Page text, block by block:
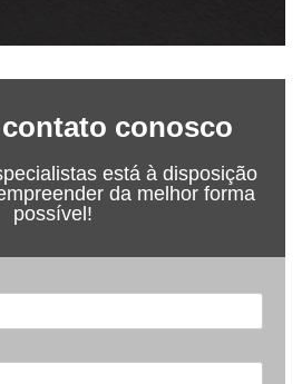
conosco
está à disposição
da melhor forma
possível!